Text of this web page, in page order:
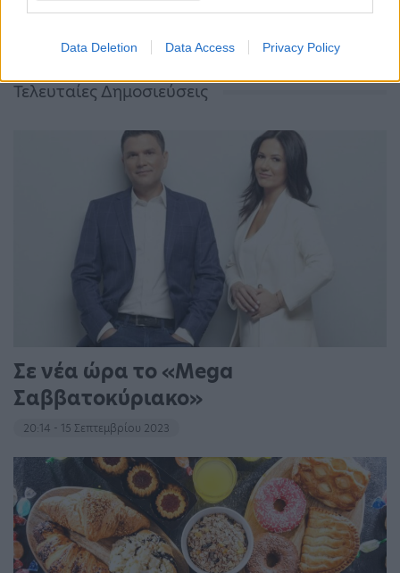
Data Deletion Data Access Privacy Policy
Τελευταίες Δημοσιεύσεις
Σε νέα ώρα το «Mega
Σαββατοκύριακο»
20:14 - 15 Σεπτεμβρίου 2023